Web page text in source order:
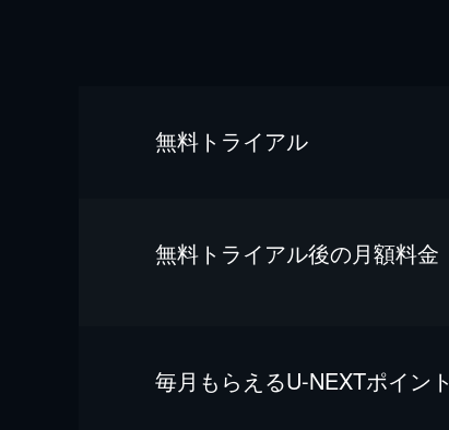
無料トライアル
無料トライアル後の⽉額料金
毎⽉もらえるU-NEXTポイント